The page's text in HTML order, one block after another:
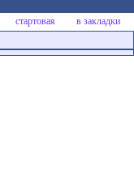
стартовая
в закладки